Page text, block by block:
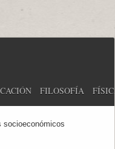
FILOSOFÍA
socioeconómicos